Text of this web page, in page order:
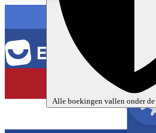
Alle boekingen vallen onder de
TAAL